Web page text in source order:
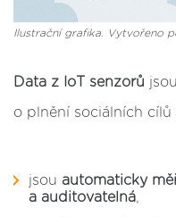
Ilustrační grafika. Vytvořeno
Data z IoT senzorů
o plnění sociálních
jsou automaticky
a auditovatelná,